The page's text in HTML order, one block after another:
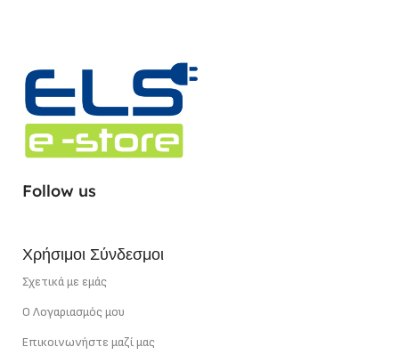
Follow us
Χρήσιμοι Σύνδεσμοι
Σχετικά με εμάς
Ο Λογαριασμός μου
Επικοινωνήστε μαζί μας